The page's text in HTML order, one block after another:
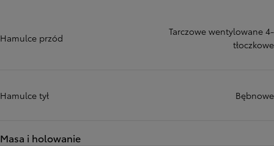
Hamulce przód
Tarczowe wentylowane 4-
tłoczkowe
Hamulce tył Bębnowe
Masa i holowanie